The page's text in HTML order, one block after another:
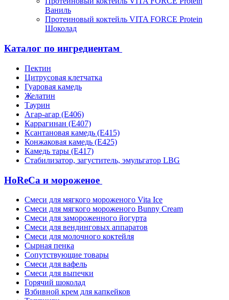
Ваниль
Протеиновый коктейль VITA FORCE Protein
Шоколад
Каталог по ингредиентам
Пектин
Цитрусовая клетчатка
Гуаровая камедь
Желатин
Таурин
Агар-агар (Е406)
Каррагинан (Е407)
Ксантановая камедь (Е415)
Конжаковая камедь (Е425)
Камедь тары (Е417)
Стабилизатор, загуститель, эмульгатор LBG
HoReCa и мороженое
Смеси для мягкого мороженого Vita Ice
Смеси для мягкого мороженого Bunny Cream
Смеси для замороженного йогурта
Смеси для вендинговых аппаратов
Смеси для молочного коктейля
Сырная пенка
Сопутствующие товары
Смеси для вафель
Смеси для выпечки
Горячий шоколад
Взбивной крем для капкейков